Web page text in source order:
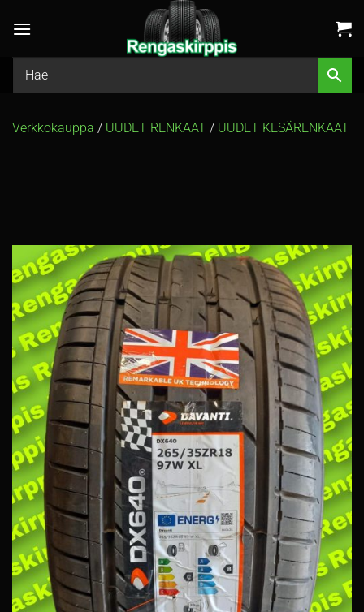
Verkkokauppa / UUDET RENKAAT / UUDET KESÄRENKAAT